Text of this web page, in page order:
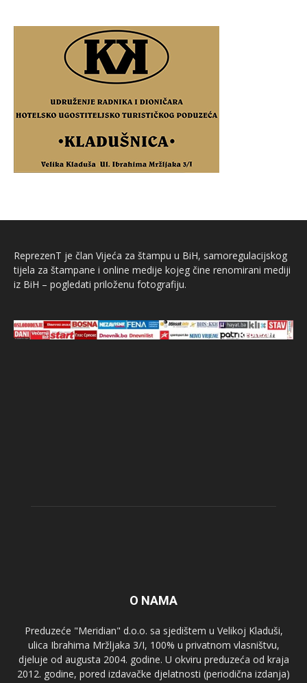
ReprezenT je član Vijeća za štampu u BiH, samoregulacijskog
tijela za štampane i online medije kojeg čine renomirani mediji
iz BiH – pogledati priloženu fotografiju.
O NAMA
Preduzeće "Meridian" d.o.o. sa sjedištem u Velikoj Kladuši,
ulica Ibrahima Mržljaka 3/I, 100% u privatnom vlasništvu,
djeluje od augusta 2004. godine. U okviru preduzeća od kraja
2012. godine, pored izdavačke djelatnosti (periodična izdanja)